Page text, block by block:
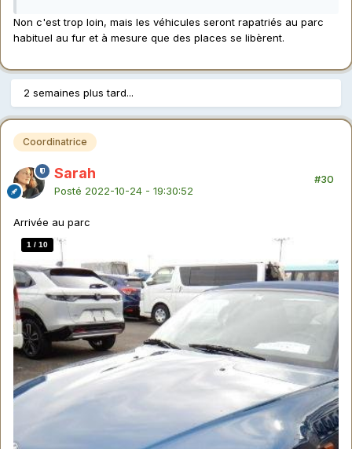
Non c'est trop loin, mais les véhicules seront rapatriés au parc
habituel au fur et à mesure que des places se libèrent.
2 semaines plus tard...
Coordinatrice
Sarah
Posté 2022-10-24 - 19:30:52
#30
Arrivée au parc
1 / 10